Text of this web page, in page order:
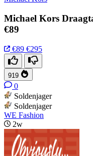
Michael Kors
€89
€89 €295
919
0
Soldenjager
Soldenjager
WE Fashion
2w